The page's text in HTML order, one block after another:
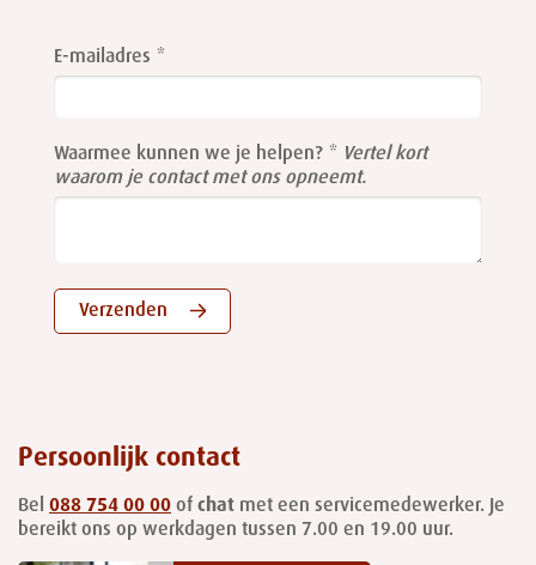
this
field
E-mailadres
Waarmee kunnen we je helpen?
Vertel kort
waarom je contact met ons opneemt.
Verzenden
Persoonlijk contact
Bel 088 754 00 00 of chat met een servicemedewerker. Je
bereikt ons op werkdagen tussen 7.00 en 19.00 uur.